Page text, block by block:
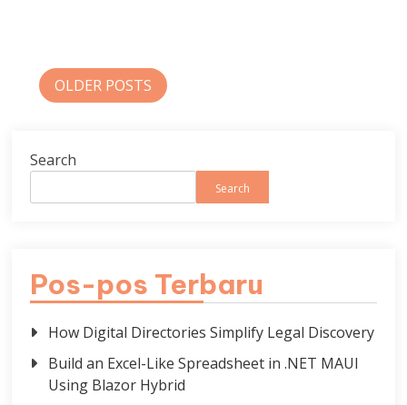
Posts
OLDER POSTS
Search
Search
Pos-pos Terbaru
How Digital Directories Simplify Legal Discovery
Build an Excel-Like Spreadsheet in .NET MAUI
Using Blazor Hybrid